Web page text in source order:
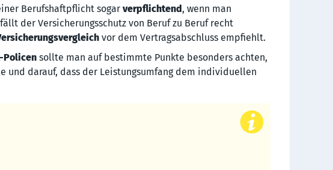
Berufshaftpflicht sogar verpflichtend, wenn man
der Versicherungsschutz von Beruf zu Beruf recht
vor dem Vertragsabschluss empfiehlt.
Policen sollte man auf bestimmte Punkte besonders achten,
und darauf, dass der Leistungsumfang dem individuellen